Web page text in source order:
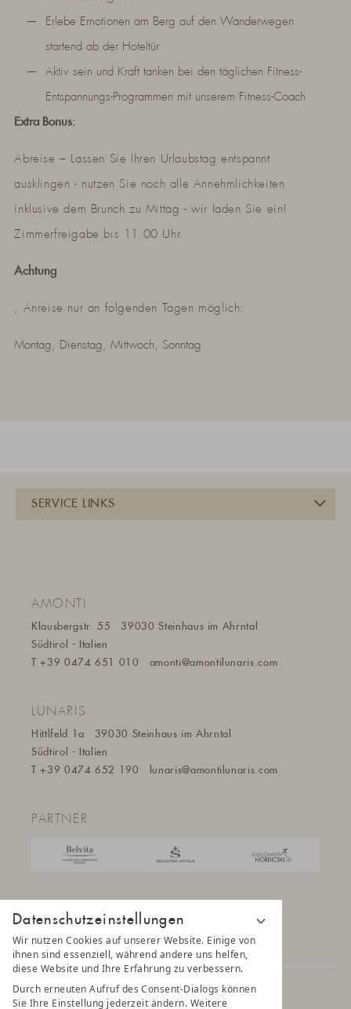
Datenschutzeinstellungen
Wir nutzen Cookies auf unserer Website. Einige von
ihnen sind essenziell, während andere uns helfen,
diese Website und Ihre Erfahrung zu verbessern.
Durch erneuten Aufruf des Consent-Dialogs können
Sie Ihre Einstellung jederzeit ändern. Weitere
Erlebe Emotionen am Berg auf den Wanderwegen
startend ab der Hoteltür
Aktiv sein und Kraft tanken bei den täglichen Fitness-
Entspannungs-Programmen mit unserem Fitness-Coach
Extra Bonus:
Abreise – Lassen Sie Ihren Urlaubstag entspannt
ausklingen - nutzen Sie noch alle Annehmlichkeiten
inklusive dem Brunch zu Mittag - wir laden Sie ein!
Zimmerfreigabe bis 11.00 Uhr.
Achtung
, Anreise nur an folgenden Tagen möglich:
Montag, Dienstag, Mittwoch, Sonntag
AMONTI
Klausbergstr. 55
39030 Steinhaus im Ahrntal
Südtirol - Italien
T+39 0474 651 010 amonti@amontilunaris.com
LUNARIS
Hittlfeld 1a
39030 Steinhaus im Ahrntal
Südtirol - Italien
T+39 0474 652 190 lunaris@amontilunaris.com
PARTNER
© 2025 AMONTI & LUNARIS Wellnessresort